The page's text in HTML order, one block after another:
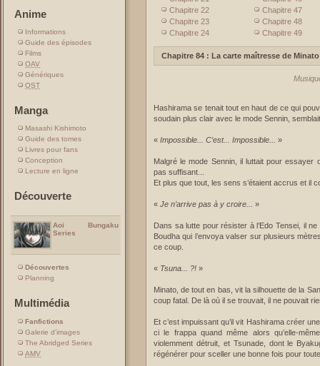
Anime
Informations
Guide des épisodes
Films
OAV
Génériques
OST
Manga
Masashi Kishimoto
Guide des tomes
Livres pour fans
Conception
Lecture en ligne
Découverte
Aoi Bungaku
Series
Découvertes
Planning
Multimédia
Fanfictions
Galerie d'images
The Abridged Series
AMV
Chapitre 22
Chapitre 23
Chapitre 24
Chapitre 47
Chapitre 48
Chapitre 49
Chapitre 84 : La carte maîtresse de Minato
Hashirama se tenait tout en haut de ce qui
soudain plus clair avec le mode Sennin,
« Impossible... C’est... Impossible... »
Malgré le mode Sennin, il luttait pour essayer
pas suffisant...
Et plus que tout, les sens s’étaient accrus et il
« Je n’arrive pas à y croire... »
Dans sa lutte pour résister à l’Edo Tensei, il
Boudha qui l’envoya valser sur plusieurs
ce coup.
« Tsuna... ?! »
Minato, de tout en bas, vit la silhouette de la
coup fatal. De là où il se trouvait, il ne pouvait
Et c’est impuissant qu’il vit Hashirama créer
ci le frappa quand même alors qu’elle-
violemment détruit, et Tsunade, dont le
régénérer pour sceller une bonne fois pour